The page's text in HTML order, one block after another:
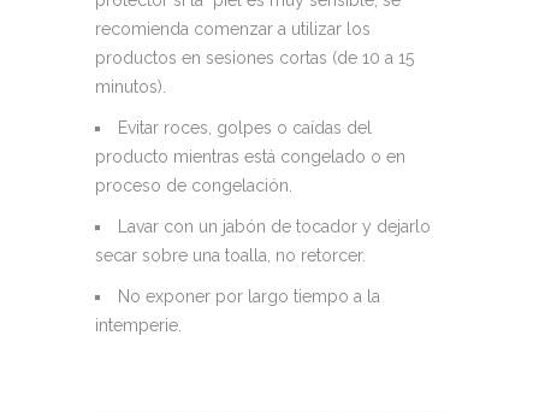
recomienda comenzar a utilizar los
productos en sesiones cortas (de 10 a 15
minutos).
Evitar roces, golpes o caídas del
producto mientras está congelado o en
proceso de congelación.
Lavar con un jabón de tocador y dejarlo
secar sobre una toalla, no retorcer.
No exponer por largo tiempo a la
intemperie.